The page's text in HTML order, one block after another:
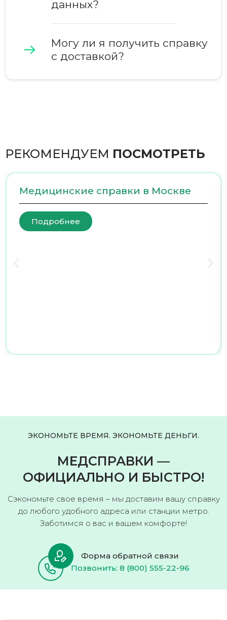
данных?
Могу ли я получить справку
с доставкой?
РЕКОМЕНДУЕМ ПОСМОТРЕТЬ
Медицинские справки в Москве
Подробнее
ЭКОНОМЬТЕ ВРЕМЯ. ЭКОНОМЬТЕ ДЕНЬГИ.
МЕДСПРАВКИ —
ОФИЦИАЛЬНО И БЫСТРО!
Сэкономьте свое время – мы доставим вашу справку
до любого удобного адреса или станции метро.
Заботимся о вас и вашем комфорте!
Форма обратной связи
Позвонить: 8 (800) 555-22-96